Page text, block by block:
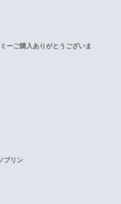
ーご購入ありがとうございま
ブリン